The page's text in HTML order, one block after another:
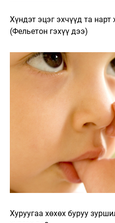
Хүндэт эцэг эхчүүд та
(Фельетон гэхүү дээ)
Хуруугаа хөхөх буруу